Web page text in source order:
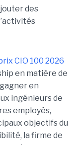
des
CIO 100 2026
en matière de
en
ingénieurs de
employés,
objectifs du
la firme de